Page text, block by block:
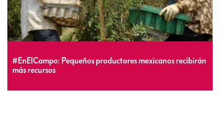
#EnElCampo: Pequeños productores mexicanos recibirán
más recursos